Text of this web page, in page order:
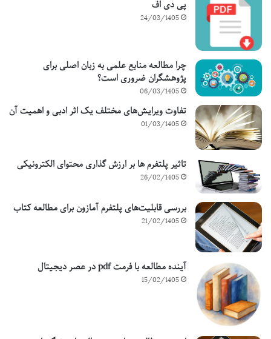
پی دی اف
24/03/1405
چرا مطالعه منابع علمی به زبان اصلی برای
پژوهشگران ضروری است؟
06/03/1405
تفاوت ویرایش‌های مختلف یک اثر ادبی و اهمیت آن
01/03/1405
تاثیر پلتفرم ها بر ارزش گذاری محتوای الکترونیکی
26/02/1405
بررسی قابلیت‌های پلتفرم آمازون برای مطالعه کتاب
21/02/1405
آینده مطالعه با فرمت pdf در عصر دیجیتال
15/02/1405